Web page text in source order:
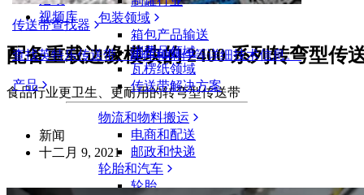
传送带查找器
查找英特乐传送带、部件和附件等详细技术信息。
产品
包装领域
箱包产品输送
消费品领域
瓦楞纸领域
传送带解决方案
物流和物料搬运
电商和配送
邮政和快递
轮胎和汽车
轮胎
视频库
配备重载边缘模块的 2400 系列转弯型传
食品行业更卫生、更耐用的转弯型传送带
新闻
十二月 9, 2021